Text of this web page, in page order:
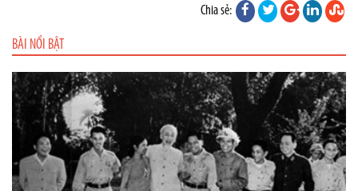
Chia sẻ:
BÀI NỔI BẬT